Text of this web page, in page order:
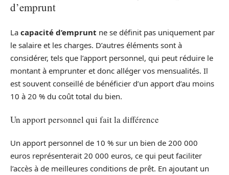
d’emprunt
La capacité d’emprunt ne se définit pas uniquement par
le salaire et les charges. D’autres éléments sont à
considérer, tels que l’apport personnel, qui peut réduire le
montant à emprunter et donc alléger vos mensualités. Il
est souvent conseillé de bénéficier d’un apport d’au moins
10 à 20 % du coût total du bien.
Un apport personnel qui fait la différence
Un apport personnel de 10 % sur un bien de 200 000
euros représenterait 20 000 euros, ce qui peut faciliter
l’accès à de meilleures conditions de prêt. En ajoutant un